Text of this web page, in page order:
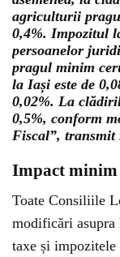
agriculturii
0,4%. Impozitul
persoanelor
pragul minim
la Iași este de
0,02%. La
0,5%, conform
Fiscal”, transmit
Impact minim
Toate Consiliile
modificări
taxe și